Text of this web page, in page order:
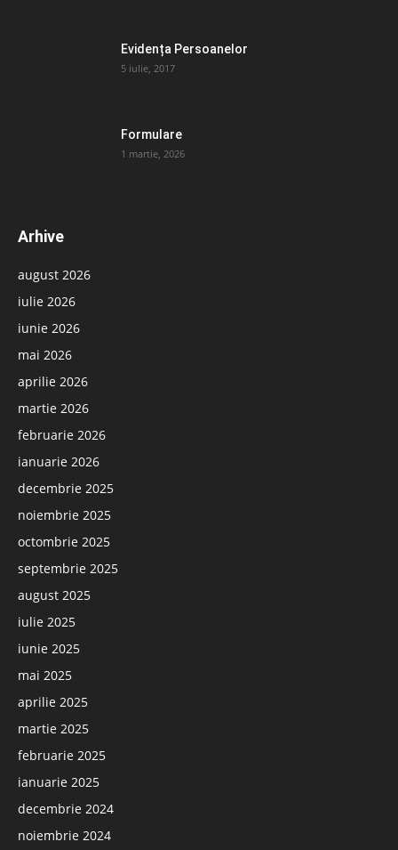
Evidența Persoanelor
5 iulie, 2017
Formulare
1 martie, 2026
Arhive
august 2026
iulie 2026
iunie 2026
mai 2026
aprilie 2026
martie 2026
februarie 2026
ianuarie 2026
decembrie 2025
noiembrie 2025
octombrie 2025
septembrie 2025
august 2025
iulie 2025
iunie 2025
mai 2025
aprilie 2025
martie 2025
februarie 2025
ianuarie 2025
decembrie 2024
noiembrie 2024